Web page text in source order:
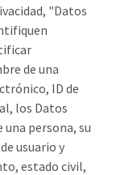
"Datos
de una
ID de
los Datos
persona, su
usuario y
estado civil,